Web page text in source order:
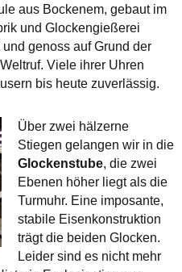
aus Bockenem, gebaut im
und Glockengießerei
genoss auf Grund der
Viele ihrer Uhren
bis heute zuverlässig.
Über zwei hälzerne
Stiegen gelangen wir in die
Glockenstube, die zwei
Ebenen höher liegt als die
Turmuhr. Eine imposante,
stabile Eisenkonstruktion
trägt die beiden Glocken.
Leider sind es nicht mehr